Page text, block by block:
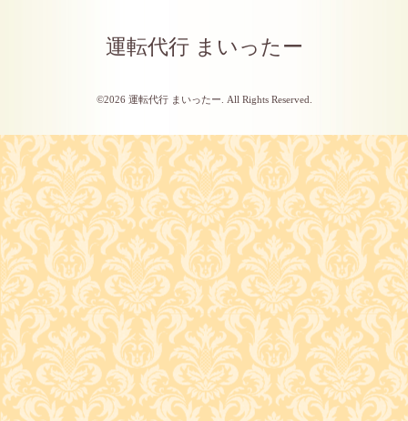
運転代行 まいったー
©2026 運転代行 まいったー . All Rights Reserved.